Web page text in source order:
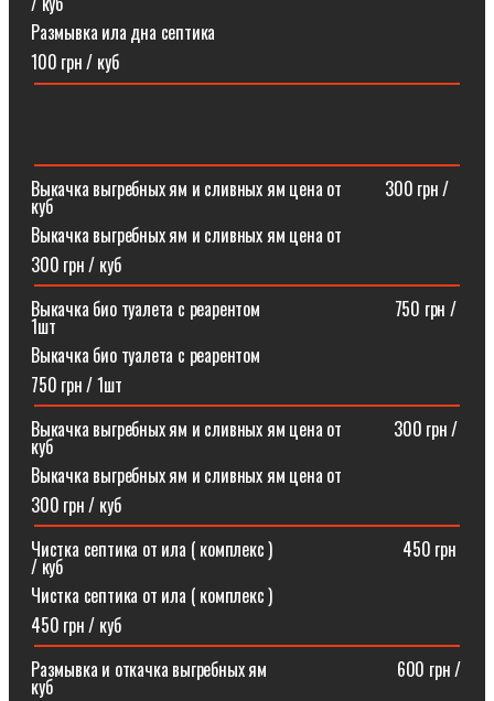
Размывка ила дна септика
100 грн / куб
Выкачка выгребных ям и сливных ям цена от ⠀⠀⠀300 грн /
куб
Выкачка выгребных ям и сливных ям цена от
300 грн / куб
Выкачка био туалета с реарентом ⠀⠀⠀⠀⠀⠀⠀⠀⠀⠀750 грн /
1шт
Выкачка био туалета с реарентом
750 грн / 1шт
Выкачка выгребных ям и сливных ям цена от⠀⠀⠀⠀300 грн /
куб
Выкачка выгребных ям и сливных ям цена от
300 грн / куб
Чистка септика от ила ( комплекс )⠀⠀⠀⠀⠀⠀⠀⠀⠀⠀450 грн
/ куб
Чистка септика от ила ( комплекс )
450 грн / куб
Размывка и откачка выгребных ям⠀⠀⠀⠀⠀⠀⠀⠀⠀⠀600 грн /
куб